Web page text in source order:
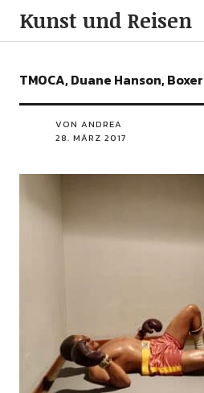
Kunst und Reisen
TMOCA, Duane Hanson,
VON ANDREA
28. MÄRZ 2017